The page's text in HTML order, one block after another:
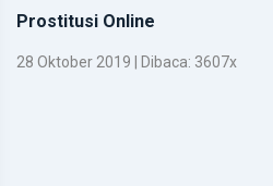
Prostitusi Online
28 Oktober 2019 | Dibaca: 3607x